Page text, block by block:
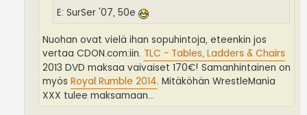
E: SurSer '07, 50e
Nuohan ovat vielä ihan sopuhintoja, eteenkin jos
vertaa CDON.com:iin. TLC - Tables, Ladders & Chairs
2013 DVD maksaa vaivaiset 170€! Samanhintainen on
myös Royal Rumble 2014. Mitäköhän WrestleMania
XXX tulee maksamaan...